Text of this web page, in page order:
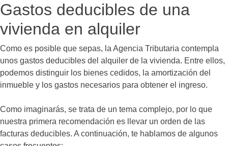
Gastos deducibles de una
vivienda en alquiler
Como es posible que sepas, la Agencia Tributaria contempla
unos gastos deducibles del alquiler de la vivienda. Entre ellos,
podemos distinguir los bienes cedidos, la amortización del
inmueble y los gastos necesarios para obtener el ingreso.
Como imaginarás, se trata de un tema complejo, por lo que
nuestra primera recomendación es llevar un orden de las
facturas deducibles. A continuación, te hablamos de algunos